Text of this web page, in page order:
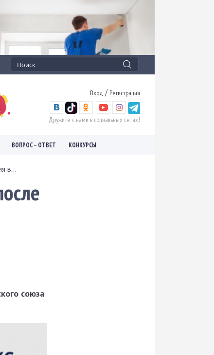
Вход / Регистрация
Дружите с нами в социальных сетях!
ВОПРОС – ОТВЕТ КОНКУРСЫ
в...
союза